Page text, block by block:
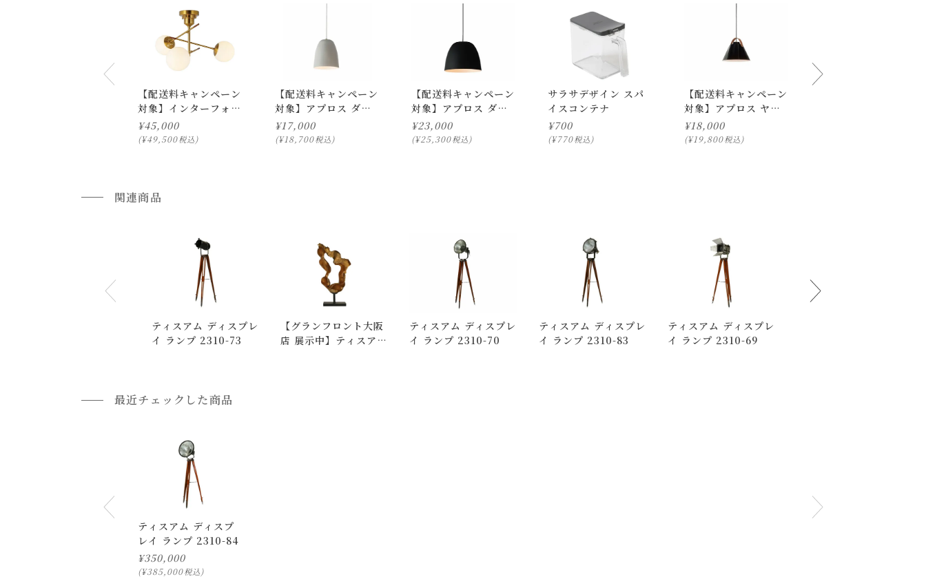
配送方法に関しては「
小型商品の日時・時間指定について
お届け時間帯(大型以外) は、 午前か午後かの２択のみとなります。
日曜・祝日は、時間帯指定ができません。
返品・交換について
【配送料キャンペーン
対象】インターフォル
ム ドリット シーリン
グライト
¥45,000
¥49,500税込
【配送料キャンペーン
対象】アプロス ダコ
タ-1ps
¥17,000
¥18,700税込
【配送料キャンペーン
対象】アプロス ダコ
タ-1pl
¥23,000
¥25,300税込
サラサデザイン スパ
イスコンテナ
¥700
¥770税込
【配送料キャンペーン
対象】アプロス ヤッ
ク
¥18,000
¥19,800税込
関連商品
ティスアム ディスプレ
イ ランプ 2310-73
【グランフロント大阪
店 展示中】ティスアム
ティスアム ディスプレ
イ ランプ 2310-70
ティスアム ディスプレ
イ ランプ 2310-83
ティスアム ディスプレ
イ ランプ 2310-69
最近チェックした商品
ティスアム ディスプ
レイ ランプ 2310-84
¥350,000
¥385,000税込